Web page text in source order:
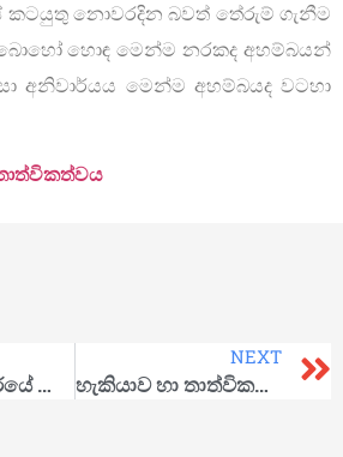
කටයුතු නොවරදින බවත් තේරුම් ගැනීම
හොඳ මෙන්ම නරකද අහම්බයන්
අනිවාර්යය මෙන්ම අහම්බයද වටහා
තාත්විකත්වය
පෙනුමේ හා හරයේ වෙනස
NEXT
හැකියාව හා තාත්විකත්වය